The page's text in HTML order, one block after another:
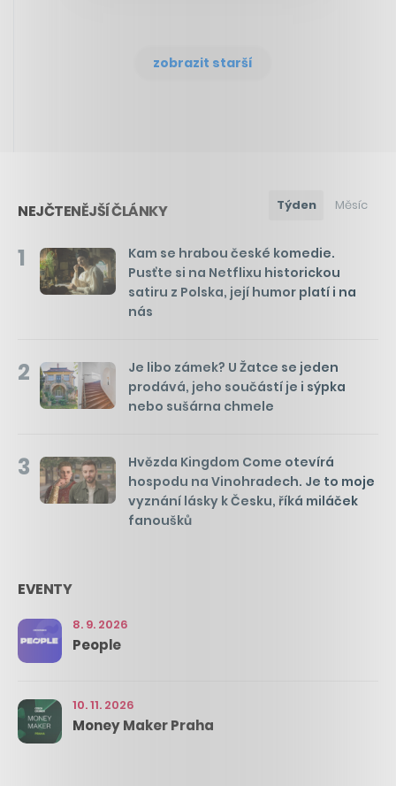
zobrazit starší
NEJČTENĚJŠÍ ČLÁNKY Týden Měsíc
1
Kam se hrabou české komedie.
Pusťte si na Netflixu historickou
satiru z Polska, její humor platí i na
nás
2
Je libo zámek? U Žatce se jeden
prodává, jeho součástí je i sýpka
nebo sušárna chmele
3
Hvězda Kingdom Come otevírá
hospodu na Vinohradech. Je to moje
vyznání lásky k Česku, říká miláček
fanoušků
EVENTY
8. 9. 2026
People
10. 11. 2026
Money Maker Praha